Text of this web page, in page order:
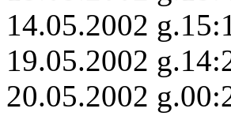
14.05.2002
19.05.2002
20.05.2002